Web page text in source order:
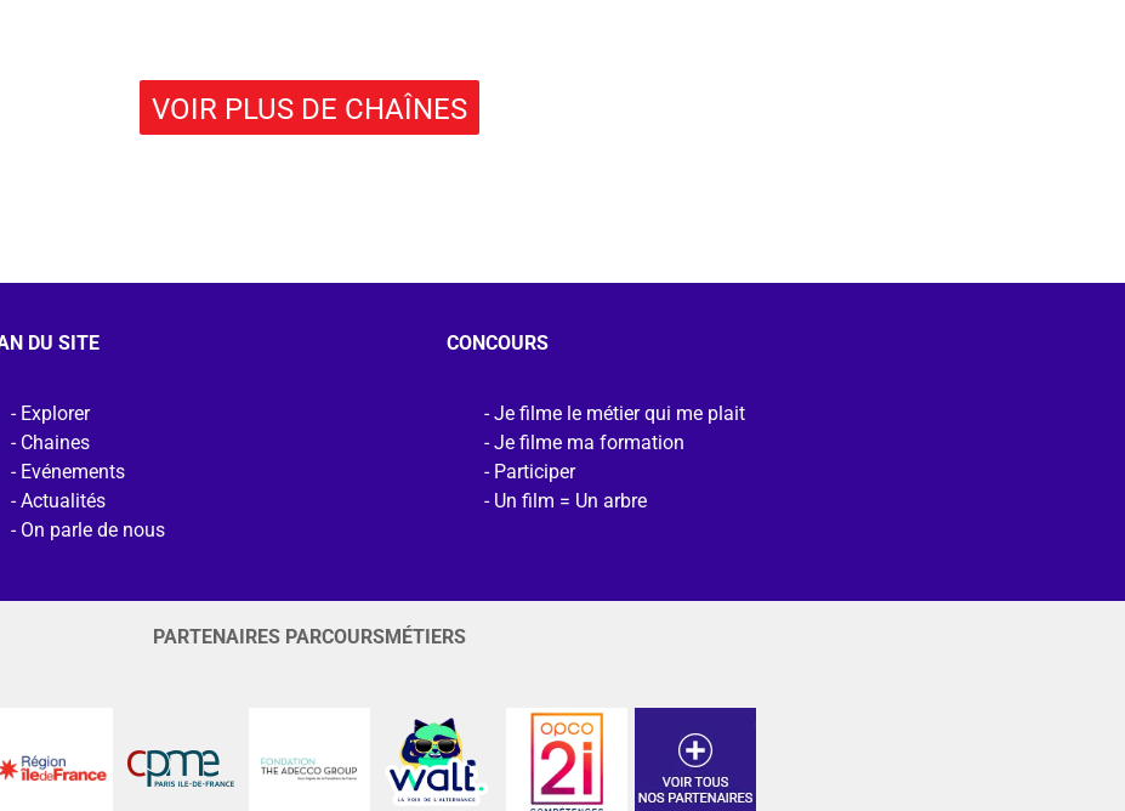
VOIR PLUS DE CHAÎNES
DU SITE
Explorer
Chaines
Evénements
Actualités
On parle de nous
CONCOURS
Je filme le métier qui me plait
Je filme ma formation
Participer
Un film = Un arbre
PARTENAIRES PARCOURSMÉTIERS